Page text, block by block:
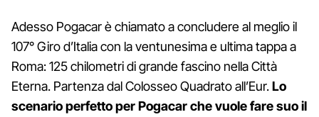
Adesso Pogacar è chiamato a concludere al meglio il
107° Giro d’Italia con la ventunesima e ultima tappa a
Roma: 125 chilometri di grande fascino nella Città
Eterna. Partenza dal Colosseo Quadrato all’Eur.Lo
scenario perfetto per Pogacar che vuole fare suo il